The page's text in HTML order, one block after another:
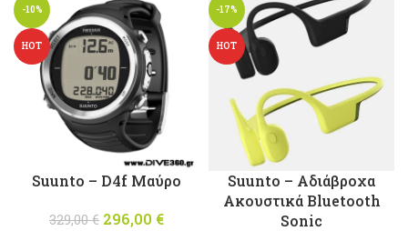
-10%
HOT
Suunto – D4f Μαύρο
329,00€
Original
296,00 €
-17%
HOT
Suunto – Αδιάβροχα
Ακουστικά Bluetooth
Sonic